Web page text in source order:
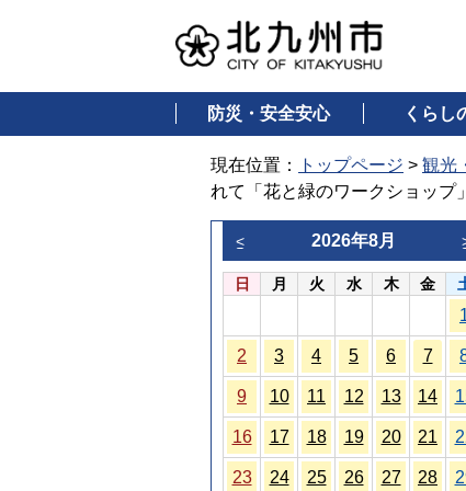
防災・安全安心 くらし
現在位置： トップページ > 観光
れて「花と緑のワークショップ
2026年8月
<
日 月 火 水 木 金
2 3 4 5 6 7
9 10 11 12 13 14
16 17 18 19 20 21
23 24 25 26 27 28